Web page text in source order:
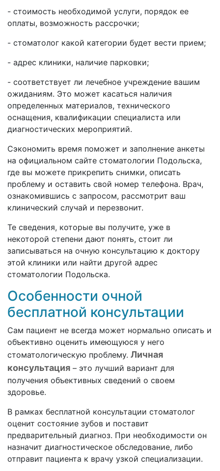
- стоимость необходимой услуги, порядок ее
оплаты, возможность рассрочки;
- стоматолог какой категории будет вести прием;
- адрес клиники, наличие парковки;
- соответствует ли лечебное учреждение вашим
ожиданиям. Это может касаться наличия
определенных материалов, технического
оснащения, квалификации специалиста или
диагностических мероприятий.
Сэкономить время поможет и заполнение анкеты
на официальном сайте стоматологии Подольска,
где вы можете прикрепить снимки, описать
проблему и оставить свой номер телефона. Врач,
ознакомившись с запросом, рассмотрит ваш
клинический случай и перезвонит.
Те сведения, которые вы получите, уже в
некоторой степени дают понять, стоит ли
записываться на очную консультацию к доктору
этой клиники или найти другой адрес
стоматологии Подольска.
Особенности очной
бесплатной консультации
Сам пациент не всегда может нормально описать и
объективно оценить имеющуюся у него
стоматологическую проблему. Личная
консультация – это лучший вариант для
получения объективных сведений о своем
здоровье.
В рамках бесплатной консультации стоматолог
оценит состояние зубов и поставит
предварительный диагноз. При необходимости он
назначит диагностическое обследование, либо
отправит пациента к врачу узкой специализации.